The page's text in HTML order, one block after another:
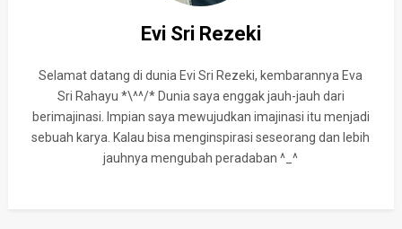
Evi Sri Rezeki
Selamat datang di dunia Evi Sri Rezeki, kembarannya Eva
Sri Rahayu *\^^/* Dunia saya enggak jauh-jauh dari
berimajinasi. Impian saya mewujudkan imajinasi itu menjadi
sebuah karya. Kalau bisa menginspirasi seseorang dan lebih
jauhnya mengubah peradaban ^_^